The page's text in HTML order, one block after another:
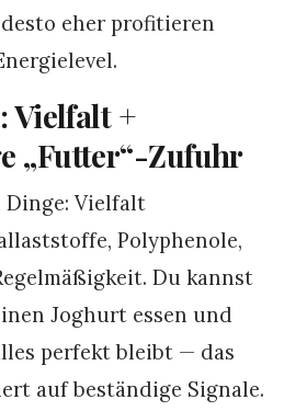
eher profitieren
Vielfalt +
„Futter“-Zufuhr
Vielfalt
Polyphenole,
Du kannst
Joghurt essen und
perfekt bleibt — das
auf beständige Signale.